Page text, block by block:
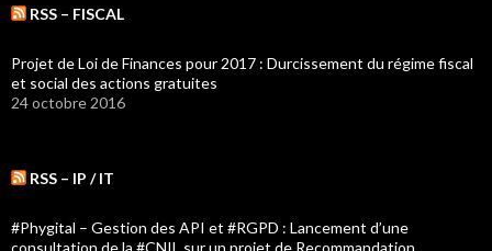
RSS – FISCAL
Projet de Loi de Finances pour 2017 : Durcissement du régime fiscal
et social des actions gratuites
24 octobre 2016
RSS – IP / IT
#Phygital – Gestion des API et #RGPD : Lancement d’une
consultation de la #CNIL sur un projet de Recommandation